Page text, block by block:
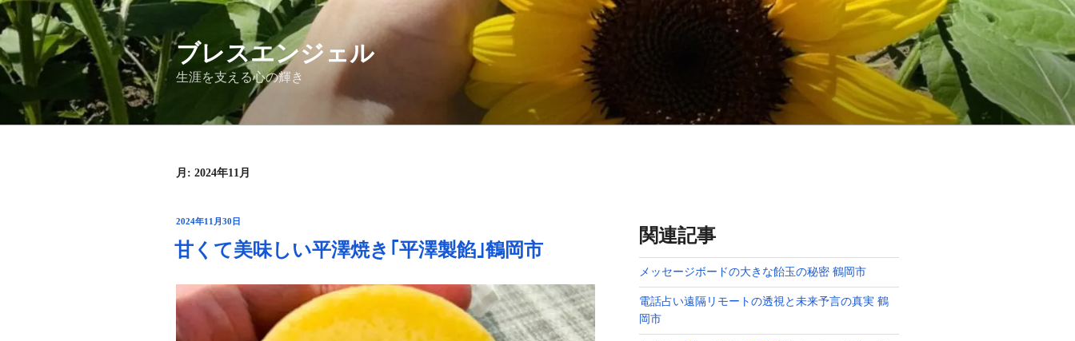
コ
ン
テ
ン
ツ
ス
ブレスエンジェル
生涯を支える心の輝き
月: 2024年11月
投
日:
2024年11月30日
甘くて美味しい平澤焼き｢平澤製餡｣鶴岡市
関連記事
メッセージボードの大きな飴玉の秘密 鶴岡市
電話占い遠隔リモートの透視と未来予言の真実 鶴
岡市